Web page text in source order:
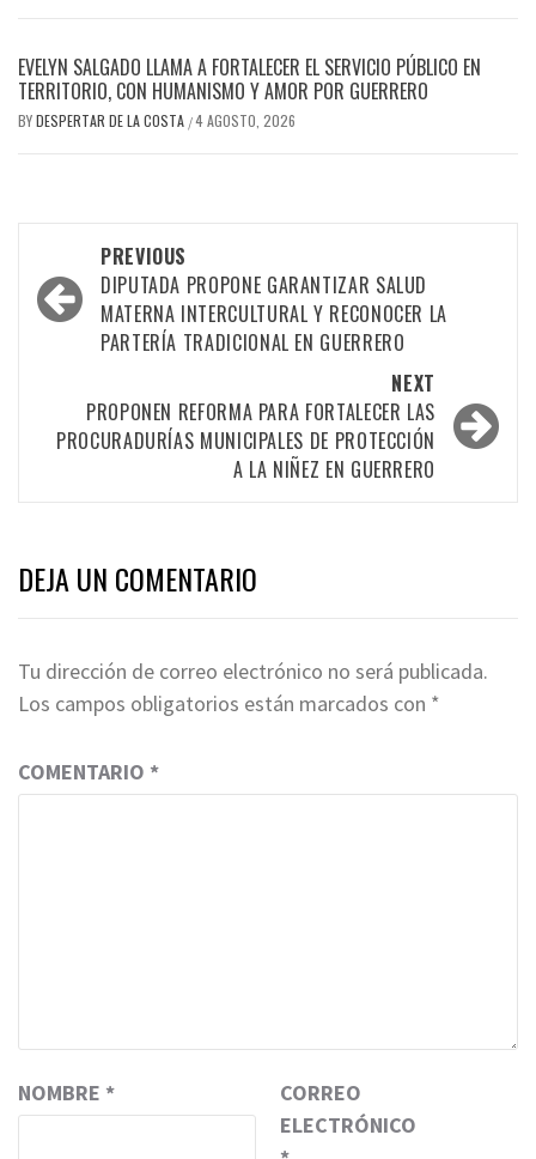
EVELYN SALGADO LLAMA A FORTALECER EL SERVICIO PÚBLICO EN
TERRITORIO, CON HUMANISMO Y AMOR POR GUERRERO
BYDESPERTAR DE LA COSTA /4 AGOSTO, 2026
navigation
PREVIOUS
DIPUTADA PROPONE GARANTIZAR SALUD
MATERNA INTERCULTURAL Y RECONOCER LA
PARTERÍA TRADICIONAL EN GUERRERO
NEXT
PROPONEN REFORMA PARA FORTALECER LAS
PROCURADURÍAS MUNICIPALES DE PROTECCIÓN
A LA NIÑEZ EN GUERRERO
DEJA UN COMENTARIO
Tu dirección de correo electrónico no será publicada.
Los campos obligatorios están marcados con *
COMENTARIO *
NOMBRE *
CORREO
ELECTRÓNICO